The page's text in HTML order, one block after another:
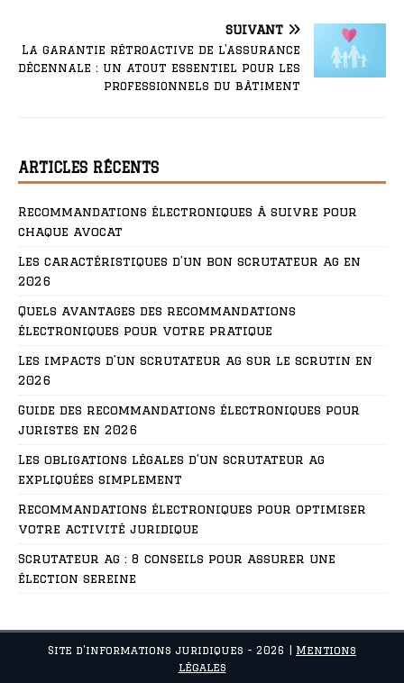
SUIVANT
La garantie rétroactive de l’assurance
décennale : un atout essentiel pour les
professionnels du bâtiment
ARTICLES RÉCENTS
Recommandations électroniques à suivre pour
chaque avocat
Les caractéristiques d’un bon scrutateur ag en
2026
Quels avantages des recommandations
électroniques pour votre pratique
Les impacts d’un scrutateur ag sur le scrutin en
2026
Guide des recommandations électroniques pour
juristes en 2026
Les obligations légales d’un scrutateur ag
expliquées simplement
Recommandations électroniques pour optimiser
votre activité juridique
Scrutateur ag : 8 conseils pour assurer une
élection sereine
Site d'informations juridiques - 2026
Mentions
légales